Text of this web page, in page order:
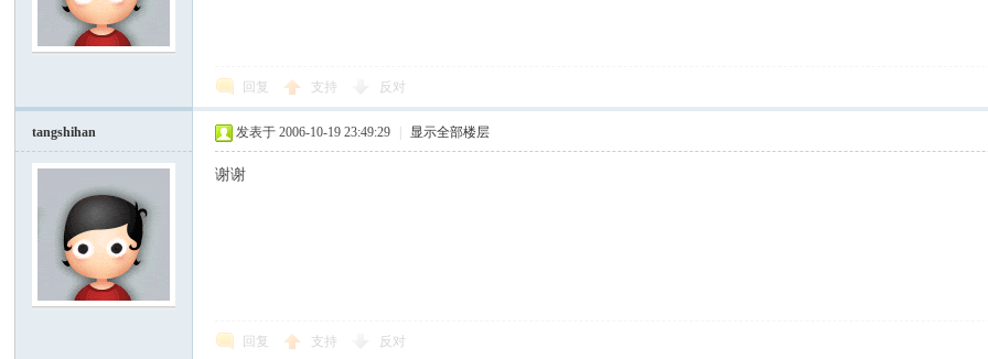
回复 支持 反对
tangshihan 发表于 2006-10-19 23:49:29 显示全部楼层
谢谢
回复 支持 反对